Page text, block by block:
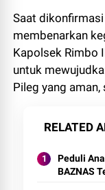
Saat
membenarkan
Kapolsek Rimbo
untuk
Pileg yang aman,
RELATED
Peduli
BAZNAS